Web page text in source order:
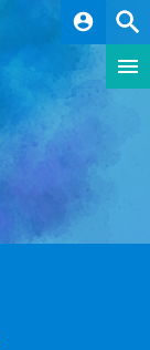
account_circle